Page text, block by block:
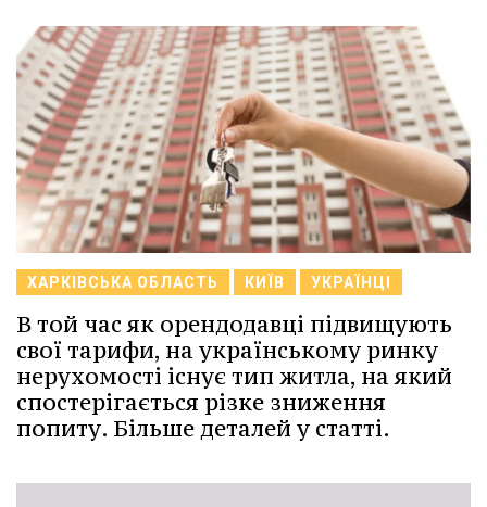
ХАРКІВСЬКА ОБЛАСТЬ КИЇВ УКРАЇНЦІ
В той час як орендодавці підвищують
свої тарифи, на українському ринку
нерухомості існує тип житла, на який
спостерігається різке зниження
попиту. Більше деталей у статті.